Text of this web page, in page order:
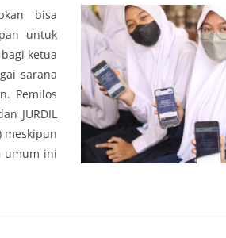
bisa
untuk
ketua
sarana
Pemilos
JURDIL
meskipun
umum ini